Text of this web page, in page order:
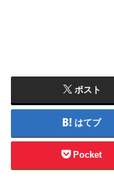
ポスト
はてブ
Pocket